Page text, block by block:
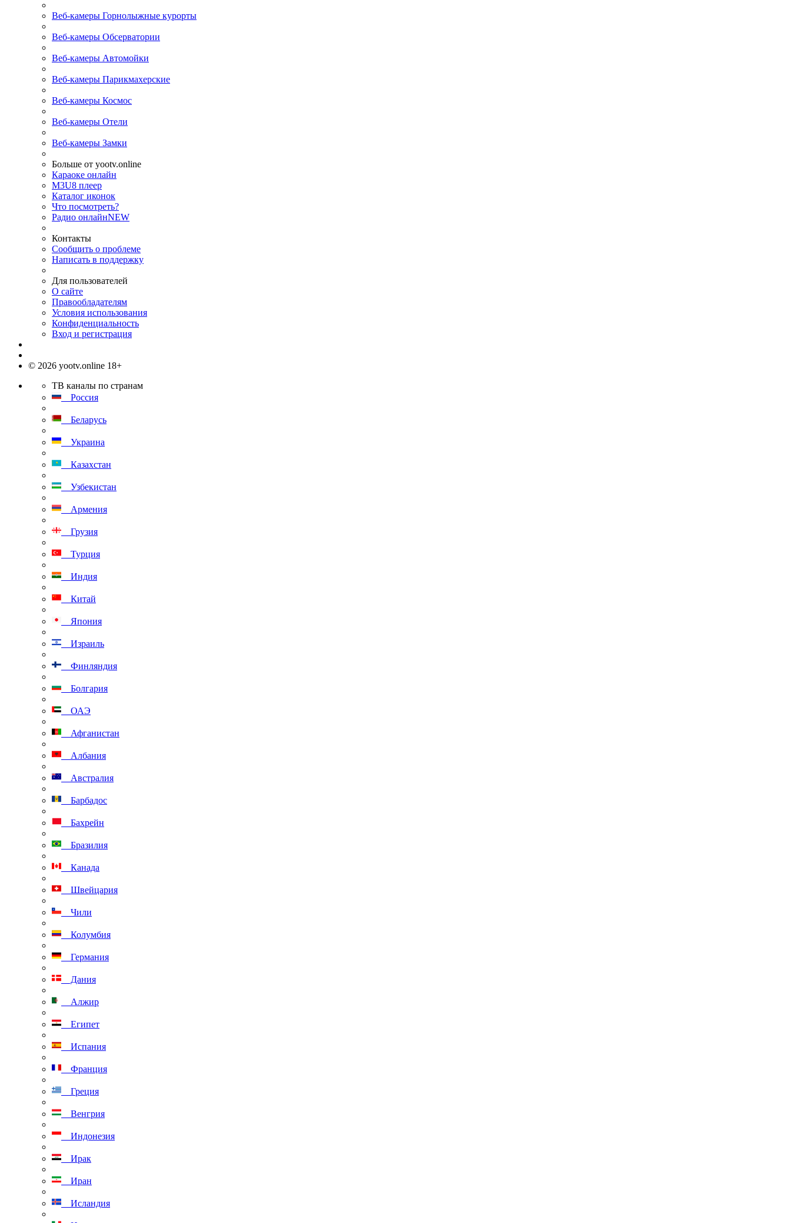
Веб-камеры Горнолыжные курорты
Веб-камеры Обсерватории
Веб-камеры Автомойки
Веб-камеры Парикмахерские
Веб-камеры Космос
Веб-камеры Отели
Веб-камеры Замки
Больше от yootv.online
Караоке онлайн
M3U8 плеер
Каталог иконок
Что посмотреть?
Радио онлайнNEW
Контакты
Сообщить о проблеме
Написать в поддержку
Для пользователей
О сайте
Правообладателям
Условия использования
Конфиденциальность
Вход и регистрация
© 2026 yootv.online 18+
ТВ каналы по странам
Россия
Беларусь
Украина
Казахстан
Узбекистан
Армения
Грузия
Турция
Индия
Китай
Япония
Израиль
Финляндия
Болгария
ОАЭ
Афганистан
Албания
Австралия
Барбадос
Бахрейн
Бразилия
Канада
Швейцария
Чили
Колумбия
Германия
Дания
Алжир
Египет
Испания
Франция
Греция
Венгрия
Индонезия
Ирак
Иран
Исландия